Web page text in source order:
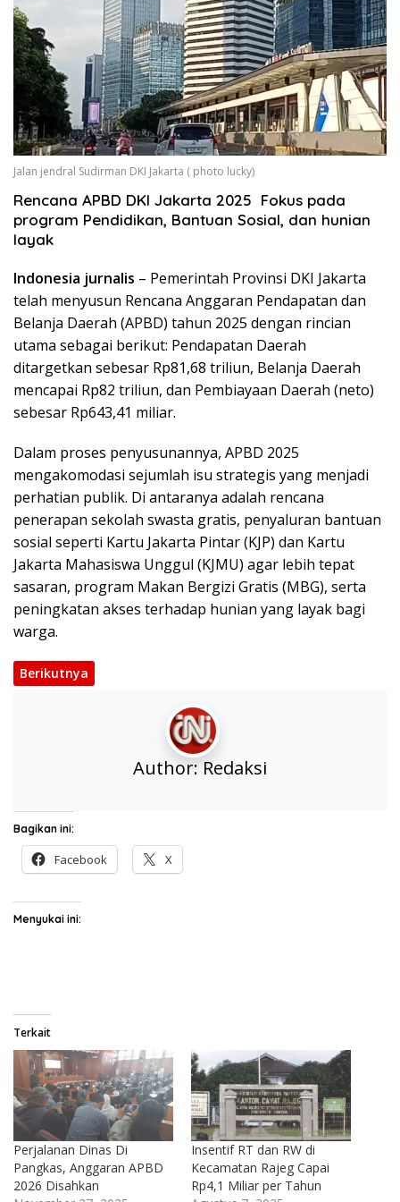
Jalan jendral Sudirman DKI Jakarta ( photo lucky)
Rencana APBD DKI Jakarta 2025 Fokus pada
program Pendidikan, Bantuan Sosial, dan hunian
layak
Indonesia jurnalis – Pemerintah Provinsi DKI Jakarta
telah menyusun Rencana Anggaran Pendapatan dan
Belanja Daerah (APBD) tahun 2025 dengan rincian
utama sebagai berikut: Pendapatan Daerah
ditargetkan sebesar Rp81,68 triliun, Belanja Daerah
mencapai Rp82 triliun, dan Pembiayaan Daerah (neto)
sebesar Rp643,41 miliar.
Dalam proses penyusunannya, APBD 2025
mengakomodasi sejumlah isu strategis yang menjadi
perhatian publik. Di antaranya adalah rencana
penerapan sekolah swasta gratis, penyaluran bantuan
sosial seperti Kartu Jakarta Pintar (KJP) dan Kartu
Jakarta Mahasiswa Unggul (KJMU) agar lebih tepat
sasaran, program Makan Bergizi Gratis (MBG), serta
peningkatan akses terhadap hunian yang layak bagi
warga.
Berikutnya
Author: Redaksi
Bagikan ini:
Facebook X
Menyukai ini:
Terkait
Perjalanan Dinas Di
Pangkas, Anggaran APBD
2026 Disahkan
Insentif RT dan RW di
Kecamatan Rajeg Capai
Rp4,1 Miliar per Tahun